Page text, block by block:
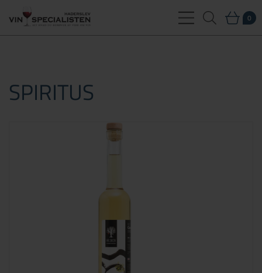
0
SPIRITUS